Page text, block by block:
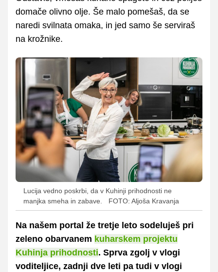
domače olivno olje. Še malo pomešaš, da se
naredi svilnata omaka, in jed samo še serviraš
na krožnike.
Lucija vedno poskrbi, da v Kuhinji prihodnosti ne
manjka smeha in zabave.
FOTO: Aljoša Kravanja
Na našem portal že tretje leto sodeluješ pri
zeleno obarvanem kuharskem projektu
Kuhinja prihodnosti. Sprva zgolj v vlogi
voditeljice, zadnji dve leti pa tudi v vlogi